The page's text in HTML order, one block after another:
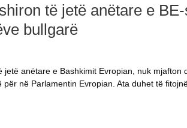
të jetë anëtare e
bullgarë
anëtare e Bashkimit Evropian, nuk mjafton
në Parlamentin Evropian. Ata duhet të